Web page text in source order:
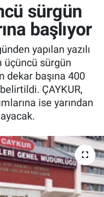
sürgün
başlıyor
yapılan yazılı
üçüncü sürgün
dekar başına 400
ÇAYKUR,
ise yarından